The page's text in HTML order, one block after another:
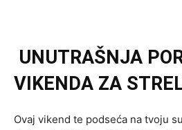
UNUTRAŠNJA
VIKENDA ZA
Ovaj vikend te podseća na tvoju